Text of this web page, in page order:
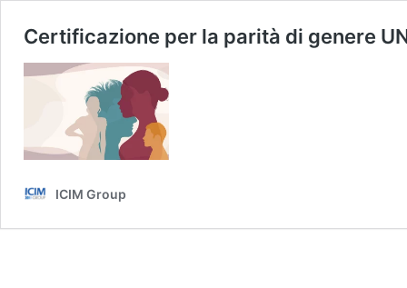
Certificazione per la parità di genere
ICIM Group